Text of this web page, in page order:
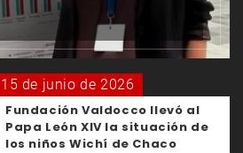
15 de junio de 2026
Fundación Valdocco llevó al
Papa León XIV la situación de
los niños Wichí de Chaco